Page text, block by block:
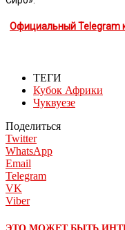
Официальный Telegram
ТЕГИ
Кубок Африки
Чуквуезе
Поделиться
Twitter
WhatsApp
Email
Telegram
VK
Viber